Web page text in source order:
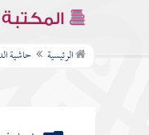
الرئيسية حاشية
باب أحكام
باب في بيان